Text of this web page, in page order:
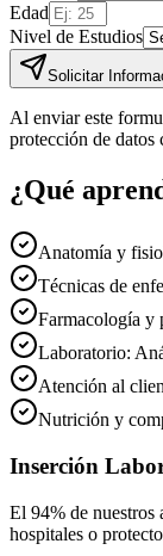
Edad
Nivel de Estudios
Solicitar
Al enviar este
protección de
¿Qué
Anatomía y
Técnicas de
Farmacología y
Laboratorio:
Atención al
Nutrición y
Inserción
El 94% de nuestros
hospitales o